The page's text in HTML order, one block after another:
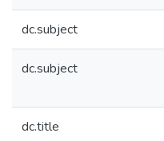
dc.subject
dc.subject
dc.title